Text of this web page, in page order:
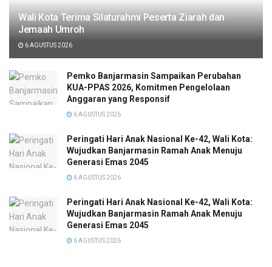
Wali Kota Terima Silaturahmi Peserta Ziarah dan
Jemaah Umroh
6 AGUSTUS 2026
Pemko Banjarmasin Sampaikan Perubahan
KUA-PPAS 2026, Komitmen Pengelolaan
Anggaran yang Responsif
6 AGUSTUS 2026
Peringati Hari Anak Nasional Ke-42, Wali Kota:
Wujudkan Banjarmasin Ramah Anak Menuju
Generasi Emas 2045
6 AGUSTUS 2026
Peringati Hari Anak Nasional Ke-42, Wali Kota:
Wujudkan Banjarmasin Ramah Anak Menuju
Generasi Emas 2045
6 AGUSTUS 2026